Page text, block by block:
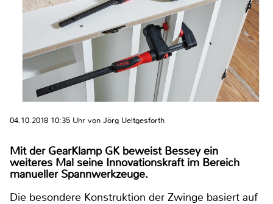
04.10.2018 10:35 Uhr von Jörg Ueltgesforth
Mit der GearKlamp GK beweist Bessey ein
weiteres Mal seine Innovationskraft im Bereich
manueller Spannwerkzeuge.
Die besondere Konstruktion der Zwinge basiert auf